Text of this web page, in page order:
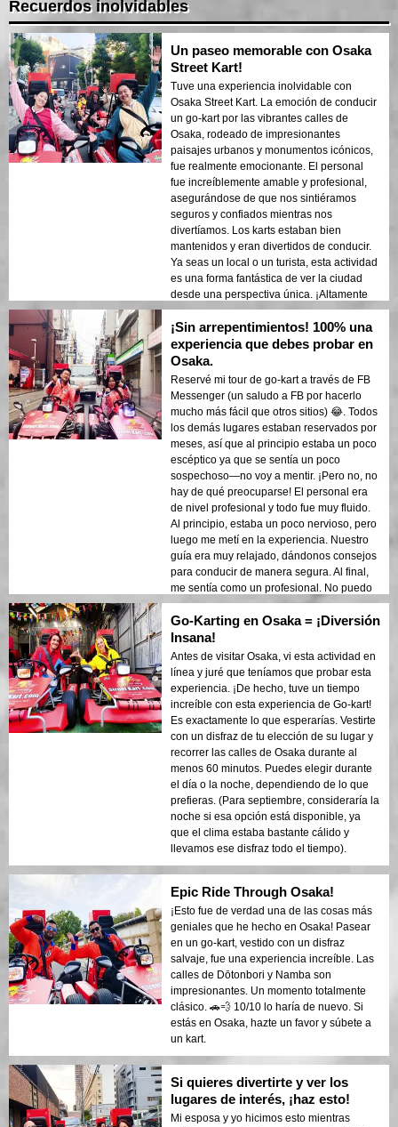
Recuerdos inolvidables
Un paseo memorable con Osaka
Street Kart!
Tuve una experiencia inolvidable con
Osaka Street Kart. La emoción de conducir
un go-kart por las vibrantes calles de
Osaka, rodeado de impresionantes
paisajes urbanos y monumentos icónicos,
fue realmente emocionante. El personal
fue increíblemente amable y profesional,
asegurándose de que nos sintiéramos
seguros y confiados mientras nos
divertíamos. Los karts estaban bien
mantenidos y eran divertidos de conducir.
Ya seas un local o un turista, esta actividad
es una forma fantástica de ver la ciudad
desde una perspectiva única. ¡Altamente
recomendado para cualquiera que busque
una aventura emocionante!
¡Sin arrepentimientos! 100% una
experiencia que debes probar en
Osaka.
Reservé mi tour de go-kart a través de FB
Messenger (un saludo a FB por hacerlo
mucho más fácil que otros sitios) 😂. Todos
los demás lugares estaban reservados por
meses, así que al principio estaba un poco
escéptico ya que se sentía un poco
sospechoso—no voy a mentir. ¡Pero no, no
hay de qué preocuparse! El personal era
de nivel profesional y todo fue muy fluido.
Al principio, estaba un poco nervioso, pero
luego me metí en la experiencia. Nuestro
guía era muy relajado, dándonos consejos
para conducir de manera segura. Al final,
me sentía como un profesional. No puedo
esperar para hacer otra ruta la próxima vez
que esté en Osaka. ¡Definitivamente lo
recomiendo a cualquiera que busque una
experiencia salvaje y divertida! 😎
Go-Karting en Osaka = ¡Diversión
Insana!
Antes de visitar Osaka, vi esta actividad en
línea y juré que teníamos que probar esta
experiencia. ¡De hecho, tuve un tiempo
increíble con esta experiencia de Go-kart!
Es exactamente lo que esperarías. Vestirte
con un disfraz de tu elección de su lugar y
recorrer las calles de Osaka durante al
menos 60 minutos. Puedes elegir durante
el día o la noche, dependiendo de lo que
prefieras. (Para septiembre, consideraría la
noche si esa opción está disponible, ya
que el clima estaba bastante cálido y
llevamos ese disfraz todo el tiempo).
Epic Ride Through Osaka!
¡Esto fue de verdad una de las cosas más
geniales que he hecho en Osaka! Pasear
en un go-kart, vestido con un disfraz
salvaje, fue una experiencia increíble. Las
calles de Dōtonbori y Namba son
impresionantes. Un momento totalmente
clásico. 🚗💨 10/10 lo haría de nuevo. Si
estás en Osaka, hazte un favor y súbete a
un kart.
Si quieres divertirte y ver los
lugares de interés, ¡haz esto!
Mi esposa y yo hicimos esto mientras